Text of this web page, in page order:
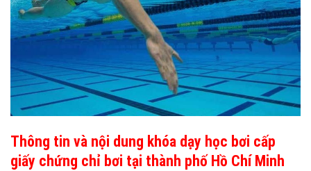
Thông tin và nội dung khóa dạy học bơi cấp
giấy chứng chỉ bơi tại thành phố Hồ Chí Minh